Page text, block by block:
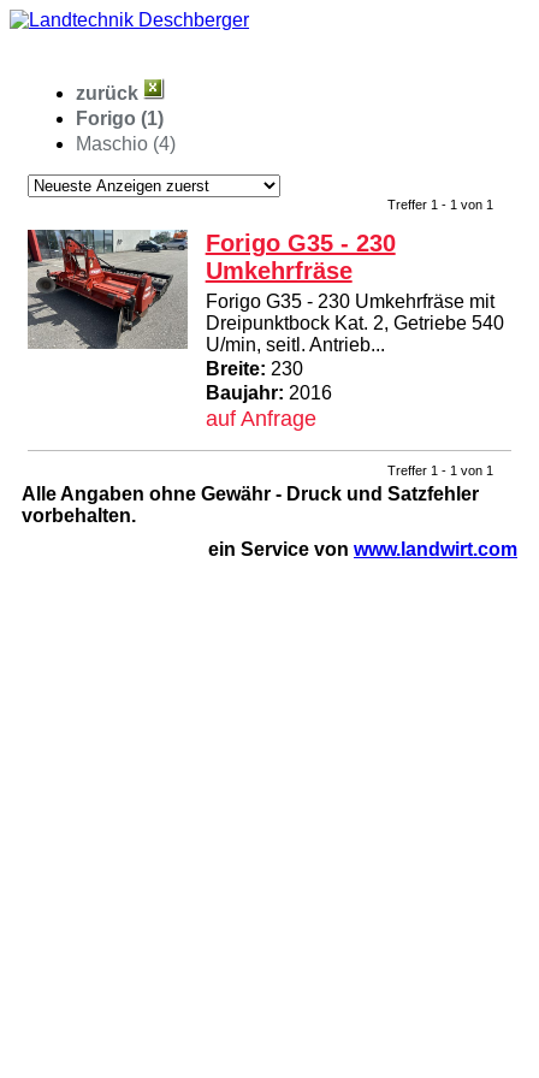
zurück
Forigo (1)
Maschio (4)
Treffer 1 - 1 von 1
Forigo G35 - 230
Umkehrfräse
Forigo G35 - 230 Umkehrfräse mit
Dreipunktbock Kat. 2, Getriebe 540
U/min, seitl. Antrieb...
Breite: 230
Baujahr: 2016
auf Anfrage
Treffer 1 - 1 von 1
Alle Angaben ohne Gewähr - Druck und Satzfehler
vorbehalten.
ein Service von www.landwirt.com